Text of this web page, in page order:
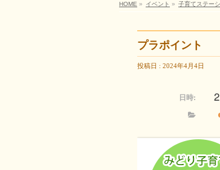
HOME » イベント » 子育てステー
プラポイント
投稿日 : 2024年4月4日
日時: